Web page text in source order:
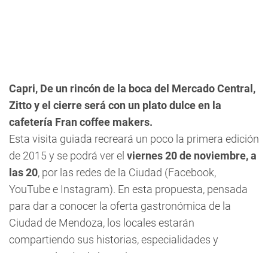
Capri, De un rincón de la boca del Mercado Central,
Zitto y el cierre será con un plato dulce en la
cafetería Fran coffee makers.
Esta visita guiada recreará un poco la primera edición
de 2015 y se podrá ver el viernes 20 de noviembre, a
las 20, por las redes de la Ciudad (Facebook,
YouTube e Instagram). En esta propuesta, pensada
para dar a conocer la oferta gastronómica de la
Ciudad de Mendoza, los locales estarán
compartiendo sus historias, especialidades y